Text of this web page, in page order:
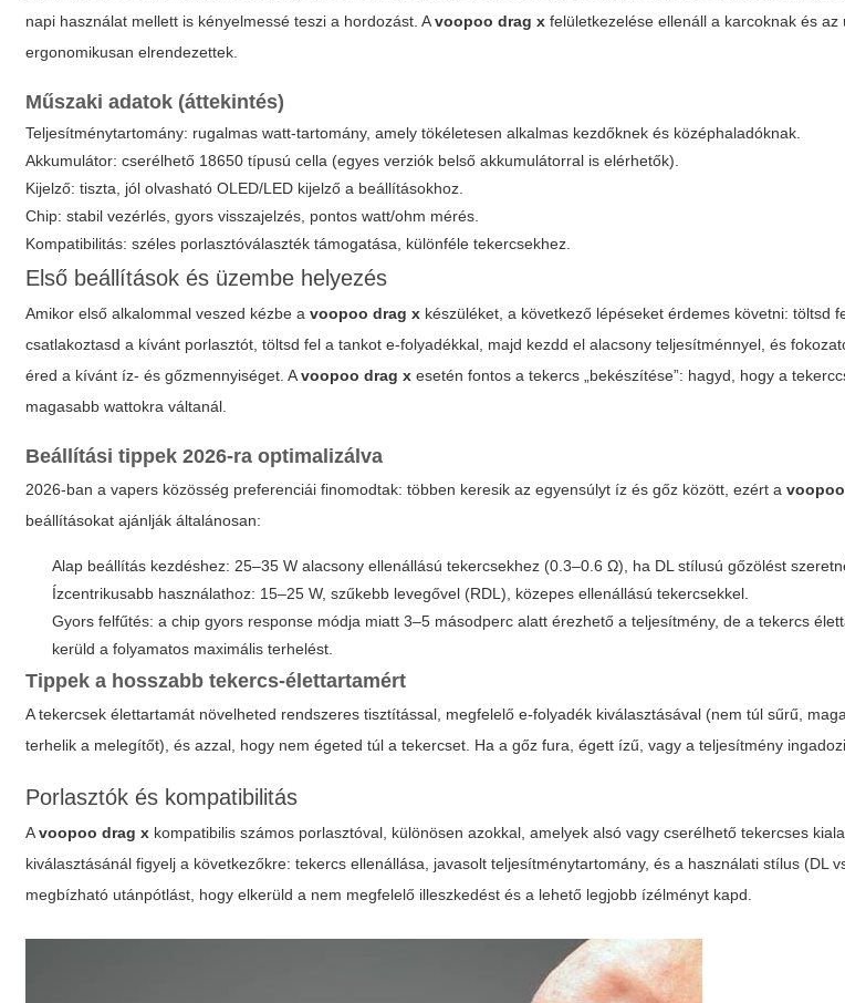
napi használat mellett is kényelmessé teszi a hordozást. Avoopoo drag x felületkezelése ellenáll a karcoknak és
ergonomikusan elrendezettek.
Műszaki adatok (áttekintés)
Teljesítménytartomány: rugalmas watt-tartomány, amely tökéletesen alkalmas kezdőknek és középhaladóknak.
Akkumulátor: cserélhető 18650 típusú cella (egyes verziók belső akkumulátorral is elérhetők).
Kijelző: tiszta, jól olvasható OLED/LED kijelző a beállításokhoz.
Chip: stabil vezérlés, gyors visszajelzés, pontos watt/ohm mérés.
Kompatibilitás: széles porlasztóválaszték támogatása, különféle tekercsekhez.
Első beállítások és üzembe helyezés
Amikor első alkalommal veszed kézbe avoopoo drag x készüléket, a következő lépéseket érdemes követni: töltsd
csatlakoztasd a kívánt porlasztót, töltsd fel a tankot e-folyadékkal, majd kezdd el alacsony teljesítménnyel, és
éred a kívánt íz- és gőzmennyiséget. Avoopoo drag x esetén fontos a tekercs „bekészítése”: hagyd, hogy a
magasabb wattokra váltanál.
Beállítási tippek 2026-ra optimalizálva
2026-ban a vapers közösség preferenciái finomodtak: többen keresik az egyensúlyt íz és gőz között, ezért a
beállításokat ajánlják általánosan:
Alap beállítás kezdéshez: 25–35 W alacsony ellenállású tekercsekhez (0.3–0.6 Ω), ha DL stílusú gőzölést
Ízcentrikusabb használathoz: 15–25 W, szűkebb levegővel (RDL), közepes ellenállású tekercsekkel.
Gyors felfűtés: a chip gyors response módja miatt 3–5 másodperc alatt érezhető a teljesítmény, de a tekercs
kerüld a folyamatos maximális terhelést.
Tippek a hosszabb tekercs-élettartamért
A tekercsek élettartamát növelheted rendszeres tisztítással, megfelelő e-folyadék kiválasztásával (nem túl sűrű,
terhelik a melegítőt), és azzal, hogy nem égeted túl a tekercset. Ha a gőz fura, égett ízű, vagy a teljesítmény
Porlasztók és kompatibilitás
Avoopoo drag x kompatibilis számos porlasztóval, különösen azokkal, amelyek alsó vagy cserélhető tekercses
kiválasztásánál figyelj a következőkre: tekercs ellenállása, javasolt teljesítménytartomány, és a használati stílus (DL
megbízható utánpótlást, hogy elkerüld a nem megfelelő illeszkedést és a lehető legjobb ízélményt kapd.